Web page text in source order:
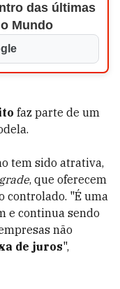
das últimas
Mundo
faz parte de um
tem sido atrativa,
, que oferecem
controlado. "É uma
e continua sendo
não
de juros",